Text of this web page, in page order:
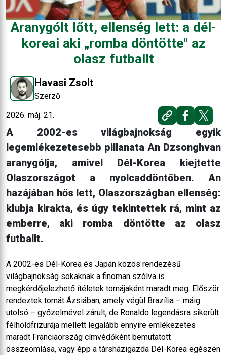
Aranygólt lőtt, ellenség lett: a dél-
koreai aki „romba döntötte" az
olasz futballt
Havasi Zsolt
Szerző
2026. máj. 21.
A 2002-es világbajnokság egyik
legemlékezetesebb pillanata An Dzsonghvan
aranygólja, amivel Dél-Korea kiejtette
Olaszországot a nyolcaddöntőben. An
hazájában hős lett, Olaszországban ellenség:
klubja kirakta, és úgy tekintettek rá, mint az
emberre, aki romba döntötte az olasz
futballt.
A 2002-es Dél-Korea és Japán közös rendezésű
világbajnokság sokaknak a finoman szólva is
megkérdőjelezhető ítéletek tornájaként maradt meg. Először
rendeztek tornát Ázsiában, amely végül Brazília – máig
utolsó – győzelmével zárult, de Ronaldo legendásra sikerült
félholdfrizurája mellett legalább ennyire emlékezetes
maradt Franciaország címvédőként bemutatott
összeomlása, vagy épp a társházigazda Dél-Korea egészen